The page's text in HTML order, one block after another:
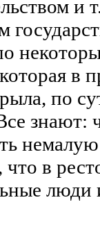
и
в
по
знают:
в
люди